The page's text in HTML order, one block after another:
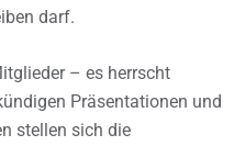
darf.
– es herrscht
Präsentationen und
stellen sich die